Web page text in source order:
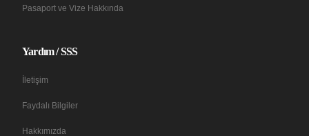
Pasaport ve Vize Hakkında
Yardım / SSS
İletişim
Faydalı Bilgiler
Hakkımızda